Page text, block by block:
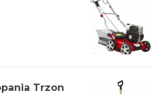
Trzon